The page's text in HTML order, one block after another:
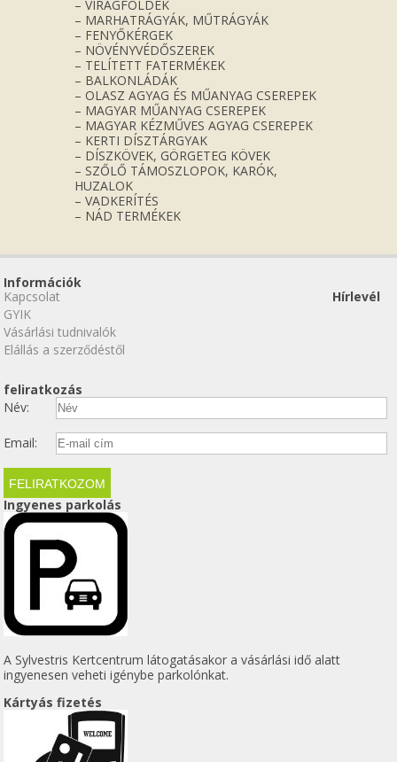
– VIRÁGFÖLDEK
– MARHATRÁGYÁK, MŰTRÁGYÁK
– FENYŐKÉRGEK
– NÖVÉNYVÉDŐSZEREK
– TELÍTETT FATERMÉKEK
– BALKONLÁDÁK
– OLASZ AGYAG ÉS MŰANYAG CSEREPEK
– MAGYAR MŰANYAG CSEREPEK
– MAGYAR KÉZMŰVES AGYAG CSEREPEK
– KERTI DÍSZTÁRGYAK
– DÍSZKÖVEK, GÖRGETEG KÖVEK
– SZŐLŐ TÁMOSZLOPOK, KARÓK,
HUZALOK
– VADKERÍTÉS
– NÁD TERMÉKEK
Információk
Kapcsolat
GYIK
Vásárlási tudnivalók
Elállás a szerződéstől
Hírlevél
feliratkozás
Név:
Email:
Ingyenes parkolás
A Sylvestris Kertcentrum látogatásakor a vásárlási idő alatt
ingyenesen veheti igénybe parkolónkat.
Kártyás fizetés